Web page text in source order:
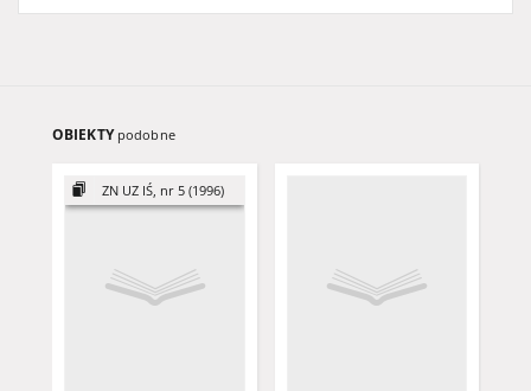
OBIEKTY podobne
ZN UZ IŚ, nr 5 (1996)